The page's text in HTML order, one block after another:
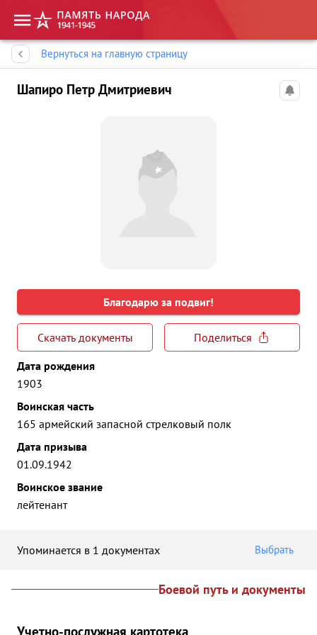
Вернуться на главную страницу
Шапиро Петр Дмитриевич
Благодарю за подвиг!
Скачать документы
Поделиться
Дата рождения
1903
Воинская часть
165 армейский запасной стрелковый полк
Дата призыва
01.09.1942
Воинское звание
лейтенант
Упоминается в 1 документах Выбрать
Боевой путь и документы
Учетно-послужная картотека
Память народа